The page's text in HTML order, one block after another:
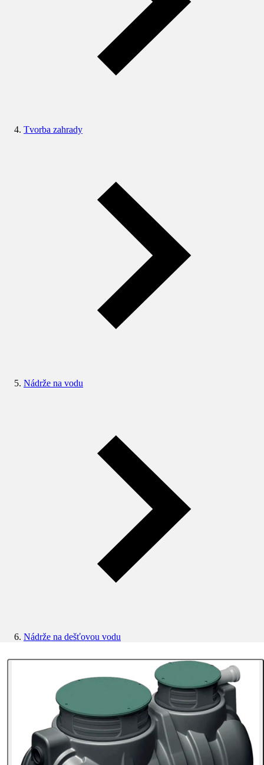
Tvorba zahrady
Nádrže na vodu
Nádrže na dešťovou vodu